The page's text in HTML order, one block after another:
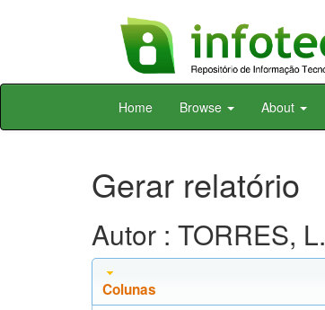
Skip
Home Browse About
Gerar relatório
Autor : TORRES, L.
Colunas